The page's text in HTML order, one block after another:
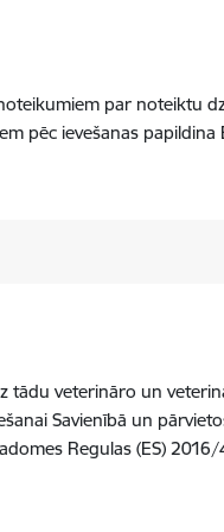
par noteiktu
pēc ievešanas
tādu veterināro un
Savienībā un
Regulas (ES)